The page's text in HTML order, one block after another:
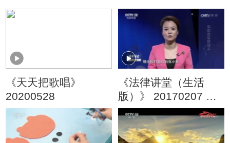
《天天把歌唱》
20200528
《法律讲堂（生活
版）》 20170207 为
妹复仇害死人